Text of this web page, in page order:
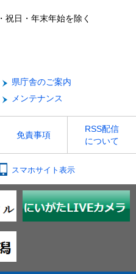
日・年末年始を除く
県庁舎のご案内
メンテナンス
免責事項
RSS配信
について
スマホサイト表示